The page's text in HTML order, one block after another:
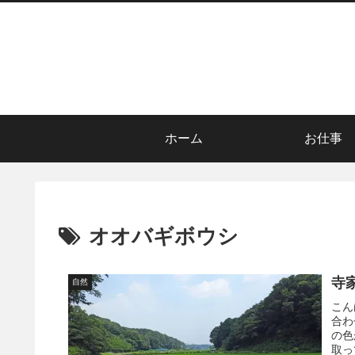
ホーム お仕事
オオバギボウシ
自然 寺
こ
合
の
取